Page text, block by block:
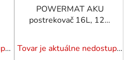
Tovar je aktuálne nedostupný. Dotazuj dostupnosť.
POWERMAT AKU
postrekovač 16L, 12V,
Tovar je aktuálne nedostupný. Dotazuj dostupnosť.